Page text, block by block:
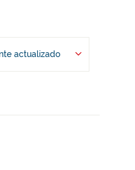
actualizado